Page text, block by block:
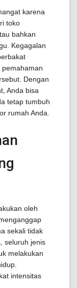
karena
toko
bahkan
Kegagalan
Dengan
Anda bisa
tetap tumbuh
rumah Anda.
oleh
sekali tidak
seluruh jenis
melakukan
intensitas